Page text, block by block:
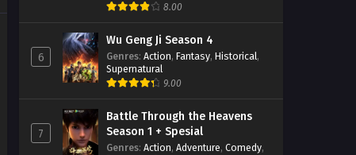
Soul Land Season 2 Episode
Eps 240 - January 2, 2023
Soul Land Season 2 Episode
240 Part 2 Subtitle Indonesia
Soul Land Season 2 Episode
239 Subtitle Indonesia
8.00
6
Wu Geng Ji Season 4
Genres: Action, Fantasy, Historical,
Supernatural
9.00
7
Battle Through the Heavens
Season 1 + Spesial
Genres: Action, Adventure, Comedy,